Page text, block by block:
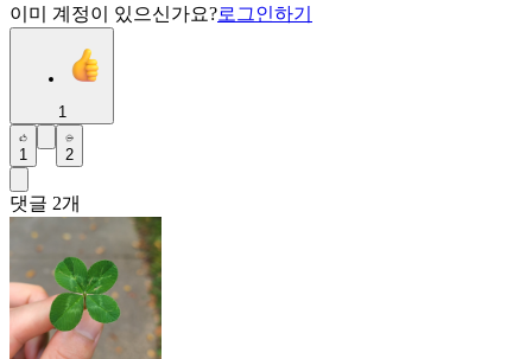
이미 계정이 있으신가요?로그인하기
1
1 2
댓글 2개